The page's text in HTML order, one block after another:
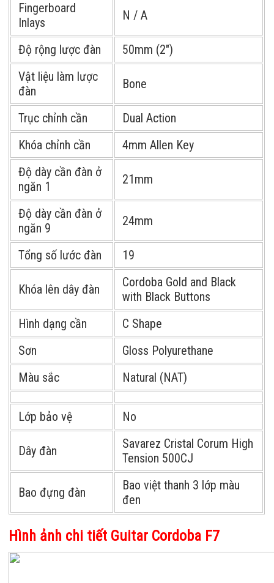
Fingerboard
Inlays
N / A
Độ rộng lược đàn
50mm (2″)
Vật liệu làm lược
đàn
Bone
Trục chỉnh cần
Dual Action
Khóa chỉnh cần
4mm Allen Key
Độ dày cần đàn ở
ngăn 1
21mm
Độ dày cần đàn ở
ngăn 9
24mm
Tổng số lước đàn 19
Khóa lên dây đàn
Cordoba Gold and Black
with Black Buttons
Hình dạng cần
C Shape
Sơn
Gloss Polyurethane
Màu sắc
Natural (NAT)
Lớp bảo vệ No
Dây đàn
Savarez Cristal Corum High
Tension 500CJ
Bao đựng đàn
Bao việt thanh 3 lớp màu
đen
Hình ảnh chi tiết Guitar Cordoba F7